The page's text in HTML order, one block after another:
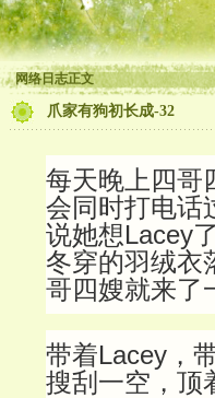
网络日志正文
爪家有狗初长成-32
每天晚上四哥
会同时打电话
说她想Lacey
冬穿的羽绒衣
哥四嫂就来了
带着Lacey，
搜刮一空，顶